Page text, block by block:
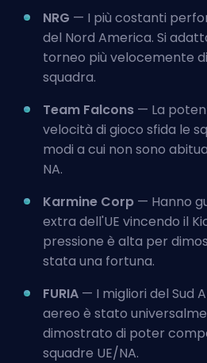
NRG — I più costanti
del Nord America. Si
torneo più velocemente
squadra.
Team Falcons — La
velocità di gioco sfida le
modi a cui non sono
NA.
Karmine Corp — Hanno
extra dell'UE vincendo il
pressione è alta per
stata una fortuna.
FURIA — I migliori del Sud
aereo è stato
dimostrato di poter
squadre UE/NA.